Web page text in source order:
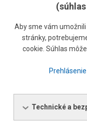
doc. Ing. Ivo
Tel.:+421 240 254
+420 724 106
Petra Moravcová
Asistentka riaditeľa
Tel.:+420 498 514
Aby sme vám
stránky,
cookie. Súhlas
Technické a